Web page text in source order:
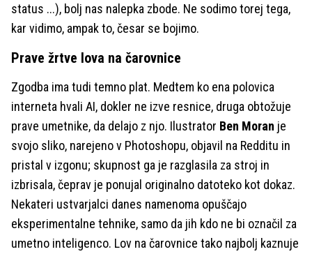
status ...), bolj nas nalepka zbode. Ne sodimo torej tega,
kar vidimo, ampak to, česar se bojimo.
Prave žrtve lova na čarovnice
Zgodba ima tudi temno plat. Medtem ko ena polovica
interneta hvali AI, dokler ne izve resnice, druga obtožuje
prave umetnike, da delajo z njo. Ilustrator Ben Moran je
svojo sliko, narejeno v Photoshopu, objavil na Redditu in
pristal v izgonu; skupnost ga je razglasila za stroj in
izbrisala, čeprav je ponujal originalno datoteko kot dokaz.
Nekateri ustvarjalci danes namenoma opuščajo
eksperimentalne tehnike, samo da jih kdo ne bi označil za
umetno inteligenco. Lov na čarovnice tako najbolj kaznuje